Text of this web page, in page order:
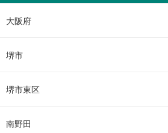
大阪府
堺市
堺市東区
南野田